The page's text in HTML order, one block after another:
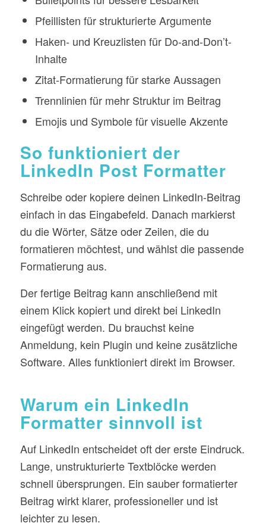
Pfeillisten für strukturierte Argumente
Haken- und Kreuzlisten für Do-and-Don’t-
Inhalte
Zitat-Formatierung für starke Aussagen
Trennlinien für mehr Struktur im Beitrag
Emojis und Symbole für visuelle Akzente
So funktioniert der
LinkedIn Post Formatter
Schreibe oder kopiere deinen LinkedIn-Beitrag
einfach in das Eingabefeld. Danach markierst
du die Wörter, Sätze oder Zeilen, die du
formatieren möchtest, und wählst die passende
Formatierung aus.
Der fertige Beitrag kann anschließend mit
einem Klick kopiert und direkt bei LinkedIn
eingefügt werden. Du brauchst keine
Anmeldung, kein Plugin und keine zusätzliche
Software. Alles funktioniert direkt im Browser.
Warum ein LinkedIn
Formatter sinnvoll ist
Auf LinkedIn entscheidet oft der erste Eindruck.
Lange, unstrukturierte Textblöcke werden
schnell übersprungen. Ein sauber formatierter
Beitrag wirkt klarer, professioneller und ist
leichter zu lesen.